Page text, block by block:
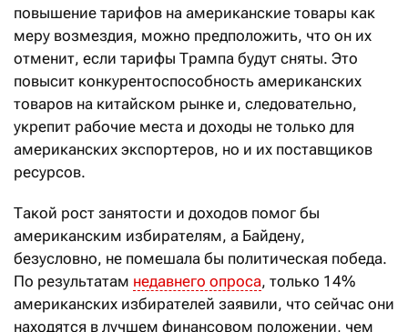
повышение тарифов на американские товары как
меру возмездия, можно предположить, что он их
отменит, если тарифы Трампа будут сняты. Это
повысит конкурентоспособность американских
товаров на китайском рынке и, следовательно,
укрепит рабочие места и доходы не только для
американских экспортеров, но и их поставщиков
ресурсов.
Такой рост занятости и доходов помог бы
американским избирателям, а Байдену,
безусловно, не помешала бы политическая победа.
По результатам недавнего опроса, только 14%
американских избирателей заявили, что сейчас они
находятся в лучшем финансовом положении, чем